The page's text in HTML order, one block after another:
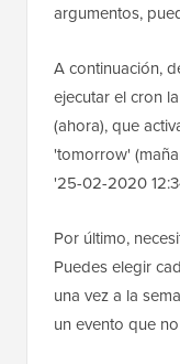
argumentos,
A continuación,
ejecutar el cron
(ahora), que
'tomorrow'
'25-02-2020
Por último,
Puedes elegir
una vez a la
un evento que